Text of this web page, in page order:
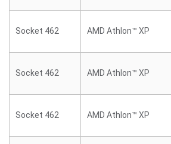
Socket 462 AMD Athlon™ XP
Socket 462 AMD Athlon™ XP
Socket 462 AMD Athlon™ XP